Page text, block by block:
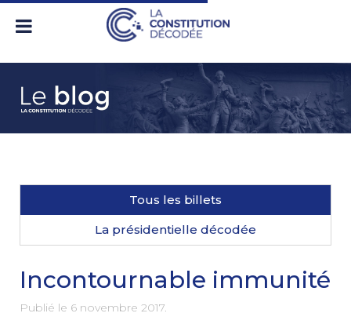
Tous les billets
La présidentielle décodée
Incontournable immunité
Publié le 6 novembre 2017